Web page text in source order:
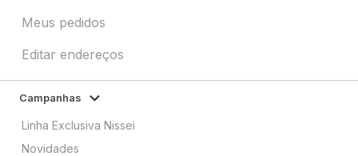
Meus pedidos
Editar endereços
Campanhas
Linha Exclusiva Nissei
Novidades